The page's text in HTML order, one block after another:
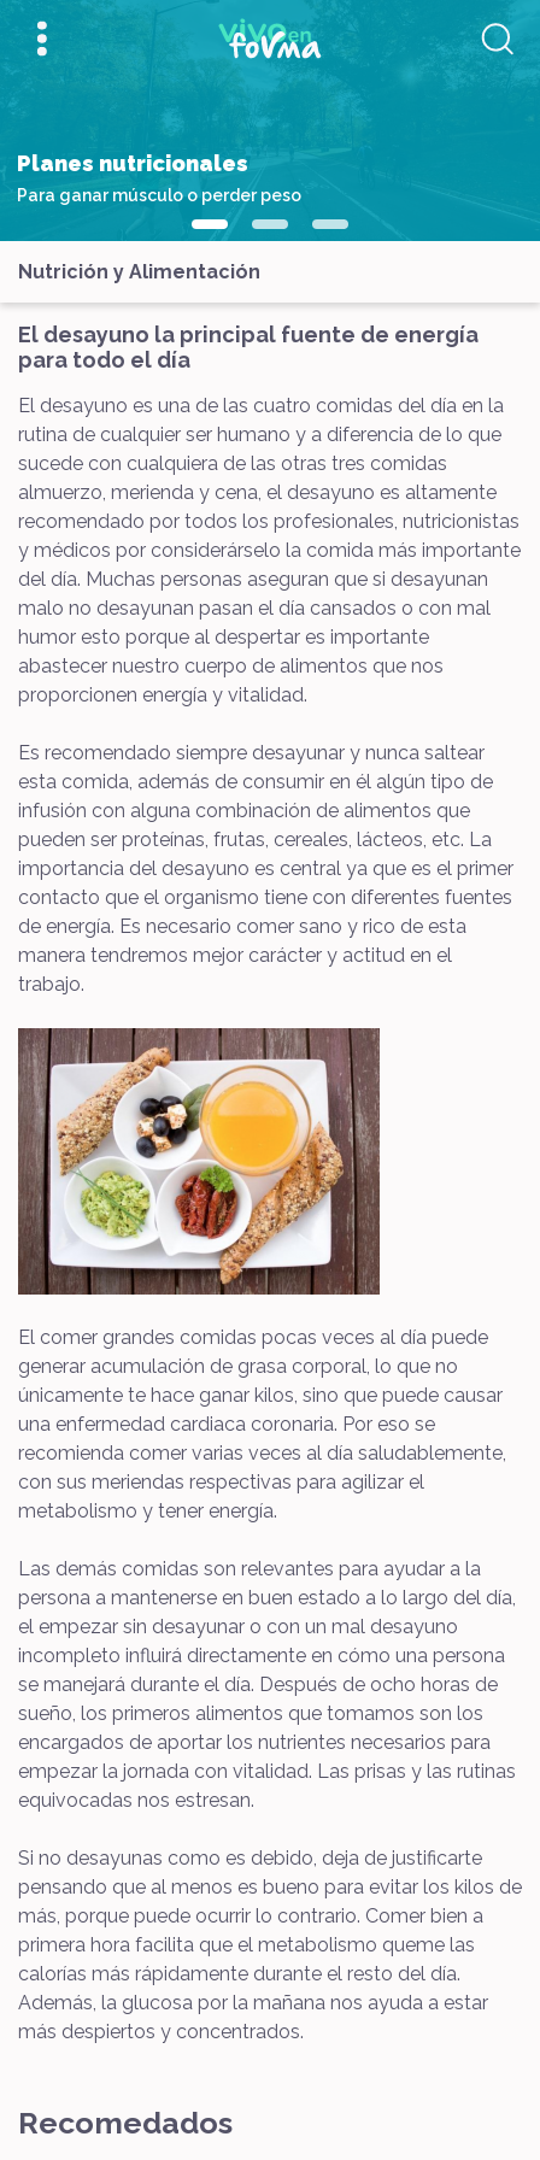
Planes nutricionales
Para ganar músculo o perder peso
Nutrición y Alimentación
El desayuno la principal fuente de energía
para todo el día
El desayuno es una de las cuatro comidas del día en la
rutina de cualquier ser humano y a diferencia de lo que
sucede con cualquiera de las otras tres comidas
almuerzo, merienda y cena, el desayuno es altamente
recomendado por todos los profesionales, nutricionistas
y médicos por considerárselo la comida más importante
del día. Muchas personas aseguran que si desayunan
malo no desayunan pasan el día cansados o con mal
humor esto porque al despertar es importante
abastecer nuestro cuerpo de alimentos que nos
proporcionen energía y vitalidad.
Es recomendado siempre desayunar y nunca saltear
esta comida, además de consumir en él algún tipo de
infusión con alguna combinación de alimentos que
pueden ser proteínas, frutas, cereales, lácteos, etc. La
importancia del desayuno es central ya que es el primer
contacto que el organismo tiene con diferentes fuentes
de energía. Es necesario comer sano y rico de esta
manera tendremos mejor carácter y actitud en el
trabajo.
El comer grandes comidas pocas veces al día puede
generar acumulación de grasa corporal, lo que no
únicamente te hace ganar kilos, sino que puede causar
una enfermedad cardiaca coronaria. Por eso se
recomienda comer varias veces al día saludablemente,
con sus meriendas respectivas para agilizar el
metabolismo y tener energía.
Las demás comidas son relevantes para ayudar a la
persona a mantenerse en buen estado a lo largo del día,
el empezar sin desayunar o con un mal desayuno
incompleto influirá directamente en cómo una persona
se manejará durante el día. Después de ocho horas de
sueño, los primeros alimentos que tomamos son los
encargados de aportar los nutrientes necesarios para
empezar la jornada con vitalidad. Las prisas y las rutinas
equivocadas nos estresan.
Si no desayunas como es debido, deja de justificarte
pensando que al menos es bueno para evitar los kilos de
más, porque puede ocurrir lo contrario. Comer bien a
primera hora facilita que el metabolismo queme las
calorías más rápidamente durante el resto del día.
Además, la glucosa por la mañana nos ayuda a estar
más despiertos y concentrados.
Recomedados